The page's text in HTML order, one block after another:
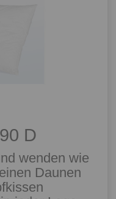
D
wenden wie
Daunen